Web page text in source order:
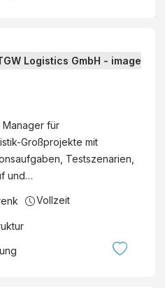
Manager für
Großprojekte mit
Testszenarien,
und…
Vollzeit